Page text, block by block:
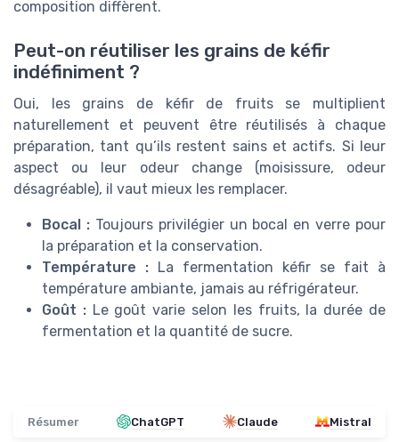
composition diffèrent.
Peut-on réutiliser les grains de kéfir
indéfiniment ?
Oui, les grains de kéfir de fruits se multiplient
naturellement et peuvent être réutilisés à chaque
préparation, tant qu’ils restent sains et actifs. Si leur
aspect ou leur odeur change (moisissure, odeur
désagréable), il vaut mieux les remplacer.
Bocal :Toujours privilégier un bocal en verre pour
la préparation et la conservation.
Température : La fermentation kéfir se fait à
température ambiante, jamais au réfrigérateur.
Goût :Le goût varie selon les fruits, la durée de
fermentation et la quantité de sucre.
Résumer ChatGPT Claude Mistral